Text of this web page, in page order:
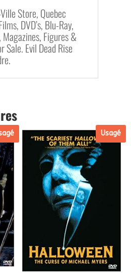
Store, Quebec
DVD’s, Blu-Ray,
Figures &
Sale. Evil Dead Rise
Usagé